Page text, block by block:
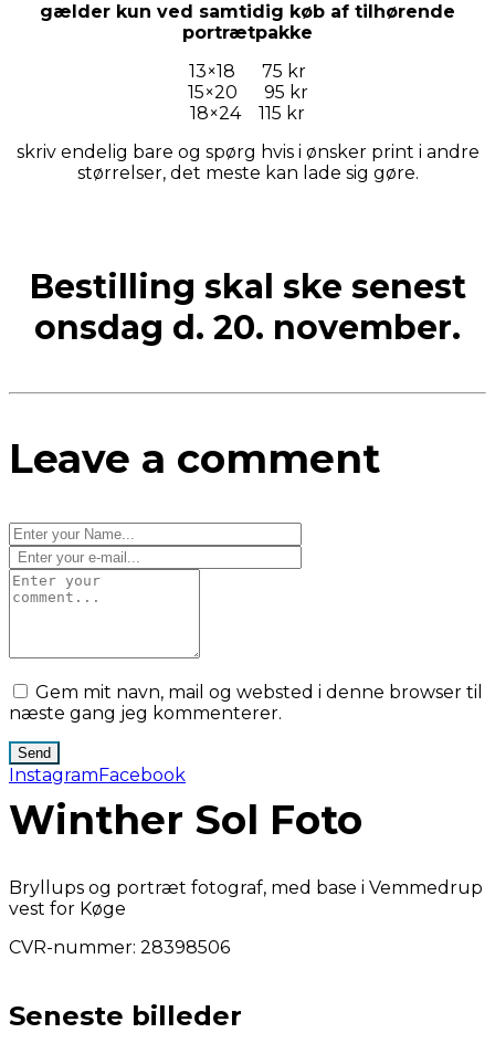
gælder kun ved samtidig køb af tilhørende
portrætpakke
13×18 75 kr
15×20 95 kr
18×24 115 kr
skriv endelig bare og spørg hvis i ønsker print i andre
størrelser, det meste kan lade sig gøre.
Bestilling skal ske senest
onsdag d. 20. november.
Leave a comment
Gem mit navn, mail og websted i denne browser til
næste gang jeg kommenterer.
InstagramFacebook
Winther Sol Foto
Bryllups og portræt fotograf, med base i Vemmedrup
vest for Køge
CVR-nummer: 28398506
Seneste billeder